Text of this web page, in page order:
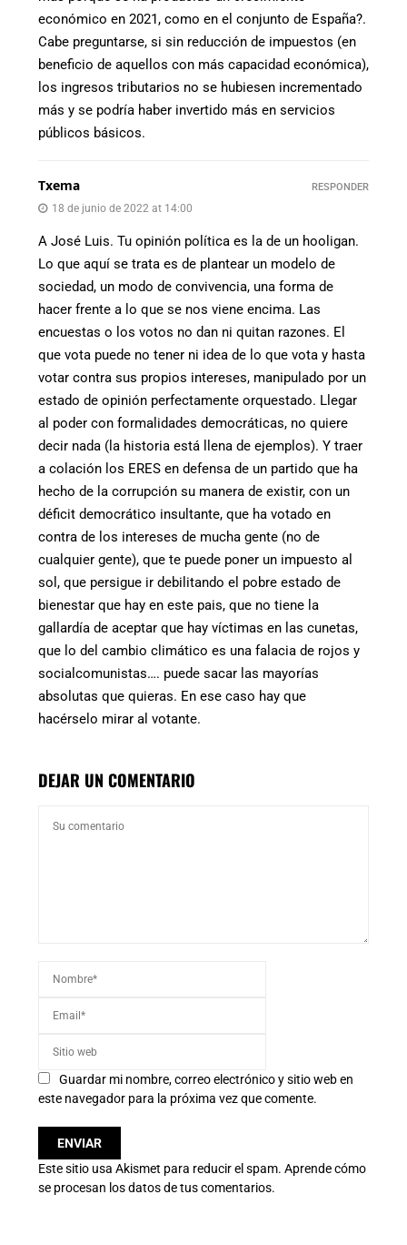
económico en 2021, como en el conjunto de España?.
Cabe preguntarse, si sin reducción de impuestos (en
beneficio de aquellos con más capacidad económica),
los ingresos tributarios no se hubiesen incrementado
más y se podría haber invertido más en servicios
públicos básicos.
Txema
18 de junio de 2022 at 14:00
A José Luis. Tu opinión política es la de un hooligan.
Lo que aquí se trata es de plantear un modelo de
sociedad, un modo de convivencia, una forma de
hacer frente a lo que se nos viene encima. Las
encuestas o los votos no dan ni quitan razones. El
que vota puede no tener ni idea de lo que vota y hasta
votar contra sus propios intereses, manipulado por un
estado de opinión perfectamente orquestado. Llegar
al poder con formalidades democráticas, no quiere
decir nada (la historia está llena de ejemplos). Y traer
a colación los ERES en defensa de un partido que ha
hecho de la corrupción su manera de existir, con un
déficit democrático insultante, que ha votado en
contra de los intereses de mucha gente (no de
cualquier gente), que te puede poner un impuesto al
sol, que persigue ir debilitando el pobre estado de
bienestar que hay en este pais, que no tiene la
gallardía de aceptar que hay víctimas en las cunetas,
que lo del cambio climático es una falacia de rojos y
socialcomunistas…. puede sacar las mayorías
absolutas que quieras. En ese caso hay que
hacérselo mirar al votante.
RESPONDER
DEJAR UN COMENTARIO
Guardar mi nombre, correo electrónico y sitio web en
este navegador para la próxima vez que comente.
Este sitio usa Akismet para reducir el spam. Aprende cómo
se procesan los datos de tus comentarios.